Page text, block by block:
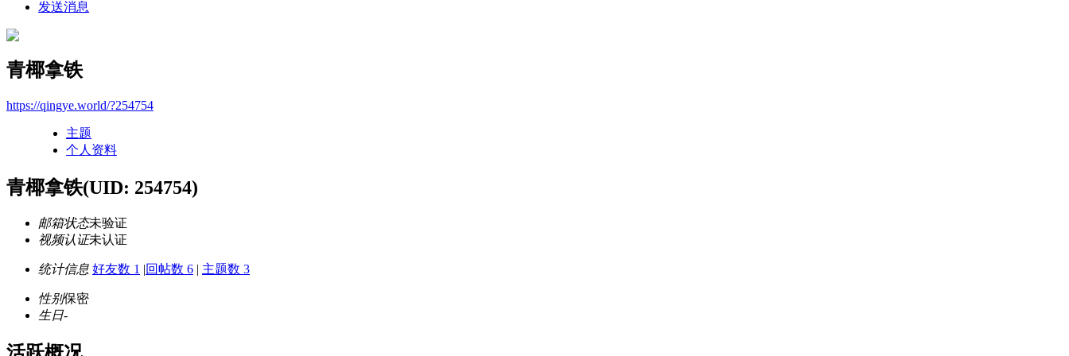
发送消息
青椰拿铁
https://qingye.world/?254754
主题
个人资料
青椰拿铁(UID: 254754)
邮箱状态未验证
视频认证未认证
统计信息 好友数 1 |回帖数 6 | 主题数 3
性别保密
生日-